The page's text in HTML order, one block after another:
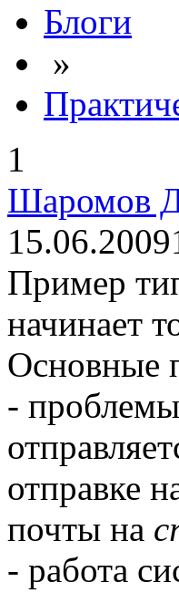
Блоги
»
1
Шаромов
15.06.2009
Пример
начинает
Основные
-
отправке
почты на
- работа